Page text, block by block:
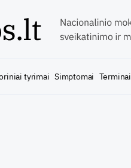
tyrimai Simptomai Terminai